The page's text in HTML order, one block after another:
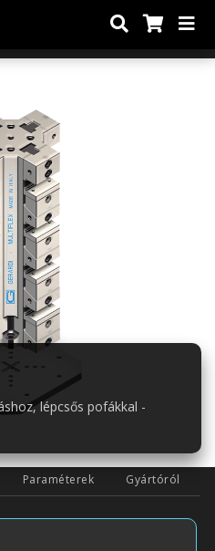
lépcsős pofákkal -
Paraméterek Gyártóról